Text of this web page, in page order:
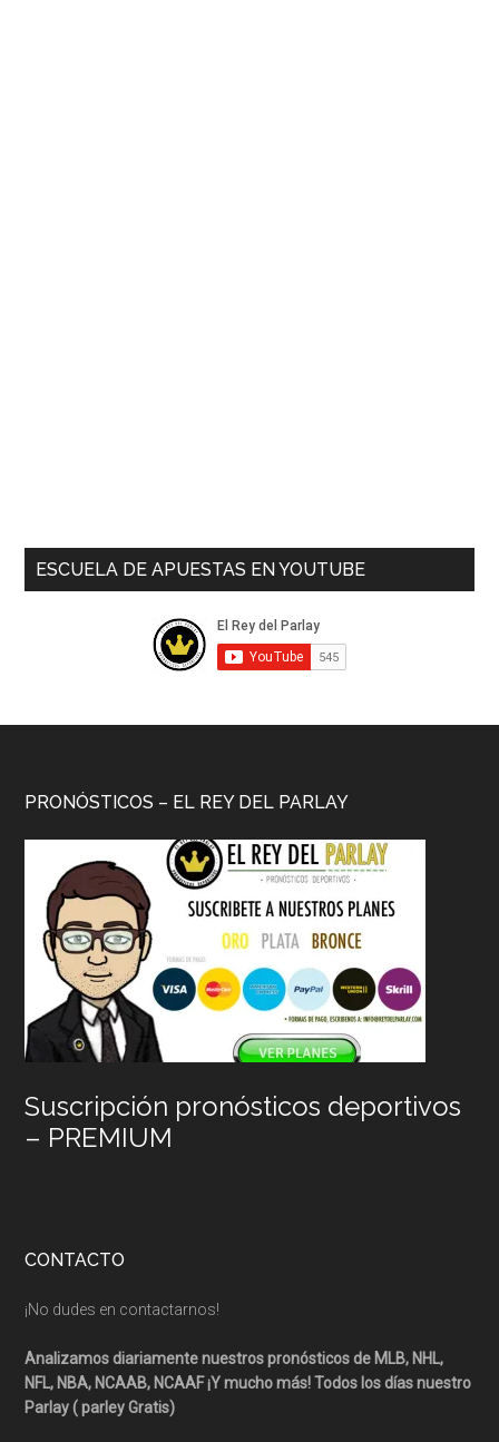
ESCUELA DE APUESTAS EN YOUTUBE
PRONÓSTICOS – EL REY DEL PARLAY
Suscripción pronósticos deportivos
– PREMIUM
CONTACTO
¡No dudes en contactarnos!
Analizamos diariamente nuestros pronósticos de MLB, NHL,
NFL, NBA, NCAAB, NCAAF ¡Y mucho más! Todos los días nuestro
Parlay ( parley Gratis)